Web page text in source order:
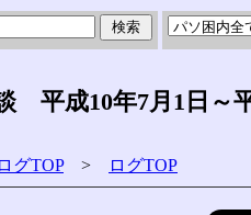
平成10年7月1日～
グTOP> ログTOP